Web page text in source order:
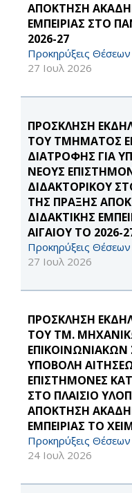
ΑΠΟΚΤΗΣΗ
ΕΜΠΕΙΡΙΑΣ ΣΤΟ
2026-27
Προκηρύξεις Θέσεων
27 Ιουλ 2026
ΠΡΟΣΚΛΗΣΗ
ΤΟΥ ΤΜΗΜΑΤΟΣ
ΔΙΑΤΡΟΦΗΣ ΓΙΑ
ΝΕΟΥΣ
ΔΙΔΑΚΤΟΡΙΚΟΥ
ΤΗΣ ΠΡΑΞΗΣ
ΔΙΔΑΚΤΙΚΗΣ
ΑΙΓΑΙΟΥ ΤΟ 2026-
Προκηρύξεις Θέσεων
27 Ιουλ 2026
ΠΡΟΣΚΛΗΣΗ
ΤΟΥ ΤΜ.
ΥΠΟΒΟΛΗ
ΕΠΙΣΤΗΜΟΝΕΣ
ΣΤΟ ΠΛΑΙΣΙΟ
ΑΠΟΚΤΗΣΗ
ΕΜΠΕΙΡΙΑΣ ΤΟ
Προκηρύξεις Θέσεων
24 Ιουλ 2026